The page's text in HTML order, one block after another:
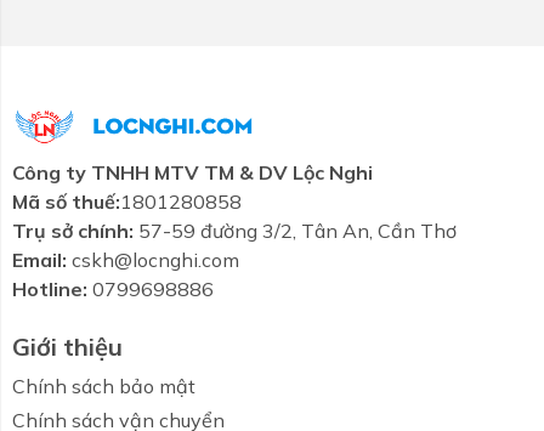
Loại: Tay gạt đơn
Lưu ý: Bao gồm bộ xả, không gồm ống thải chữ
P
Bản vẽ kỹ thuật Vòi lavabo chậu rửa mặt
TOTO TTLR302F-1NR nóng lạnh:
Công ty TNHH MTV TM & DV Lộc Nghi
Mã số thuế:1801280858
Trụ sở chính: 57-59 đường 3/2, Tân An, Cần Thơ
Email: cskh@locnghi.com
Hotline: 0799698886
Giới thiệu
Chính sách bảo mật
Chính sách vận chuyển